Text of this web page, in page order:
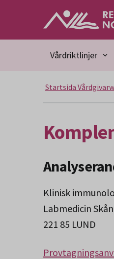
Gå till huvudmeny
Gå till övergripande innehåll
Vårdriktlinjer
Startsida
Klinisk
Labmedicin
221 85 LUND